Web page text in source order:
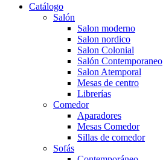
Catálogo
Salón
Salon moderno
Salon nordico
Salon Colonial
Salón Contemporaneo
Salon Atemporal
Mesas de centro
Librerías
Comedor
Aparadores
Mesas Comedor
Sillas de comedor
Sofás